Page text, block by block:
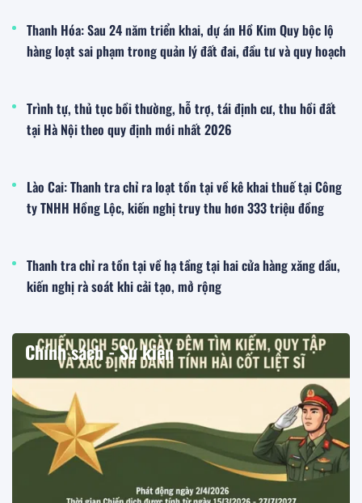
Thanh Hóa: Sau 24 năm triển khai, dự án Hồ Kim Quy bộc lộ
hàng loạt sai phạm trong quản lý đất đai, đầu tư và quy hoạch
Trình tự, thủ tục bồi thường, hỗ trợ, tái định cư, thu hồi đất
tại Hà Nội theo quy định mới nhất 2026
Lào Cai: Thanh tra chỉ ra loạt tồn tại về kê khai thuế tại Công
ty TNHH Hồng Lộc, kiến nghị truy thu hơn 333 triệu đồng
Thanh tra chỉ ra tồn tại về hạ tầng tại hai cửa hàng xăng dầu,
kiến nghị rà soát khi cải tạo, mở rộng
Chính sách - Sự kiện